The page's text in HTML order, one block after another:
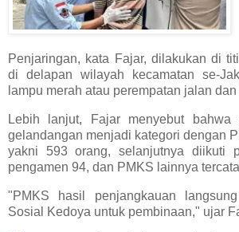
Penjaringan, kata Fajar, dilakukan di
di delapan wilayah kecamatan se-
lampu merah atau perempatan jalan
Lebih lanjut, Fajar menyebut bahwa
gelandangan menjadi kategori dengan
yakni 593 orang, selanjutnya diikuti
pengamen 94, dan PMKS lainnya
"PMKS hasil penjangkauan
Sosial Kedoya untuk pembinaan," ujar